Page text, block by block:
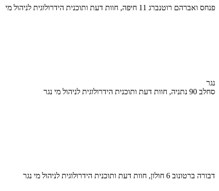
פנחס ואברהם רוטנברג 11 חיפה, חוות דעת ותוכנית הידרולוגית לניהול מי
נגר
סחלב 90 נתניה, חוות דעת ותוכנית הידרולוגית לניהול מי נגר
דבורה ברטונוב 6 חולון, חוות דעת ותוכנית הידרולוגית לניהול מי נגר